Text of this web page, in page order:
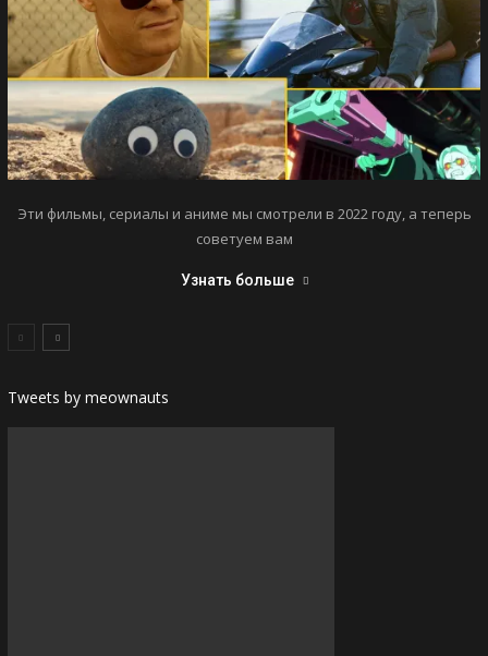
Эти фильмы, сериалы и аниме мы смотрели в 2022 году, а теперь
советуем вам
Узнать больше
Tweets by meownauts